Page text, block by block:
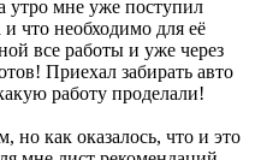
утро мне уже поступил
и что необходимо для её
все работы и уже через
Приехал забирать авто
работу проделали!
но как оказалось, что и это